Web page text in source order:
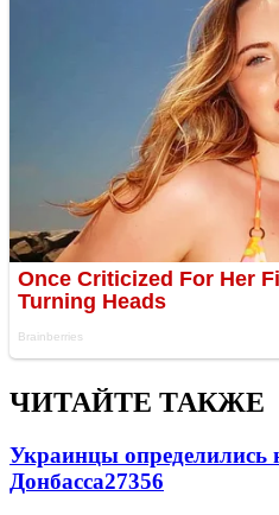
ЧИТАЙТЕ ТАКЖЕ
Украинцы определились
Донбасса27356